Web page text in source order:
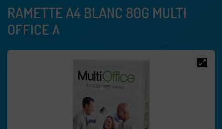
RAMETTE A4 BLANC 80G MULTI
OFFICE A